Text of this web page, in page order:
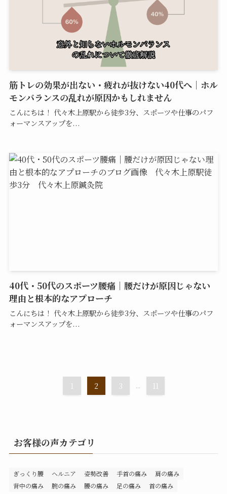
筋トレの効果が出ない・疲れが抜けない40代へ｜ホル
モンバランスの乱れが原因かもしれません
こんにちは！ 代々木上原駅から徒歩3分、スポーツや仕事のパフ
ォーマンスアップを...
40代・50代のスポーツ腰痛｜腰だけが原因じゃない
理由と根本的なアプローチ
こんにちは！ 代々木上原駅から徒歩3分、スポーツや仕事のパフ
ォーマンスアップを...
1 2 3 ... 11
お客様の声カテゴリ
ぎっくり腰 ヘルニア 姿勢改善 手首の痛み
肩の痛み
背中の痛み
腕の痛み 腰の痛み 足の痛み 首の痛み